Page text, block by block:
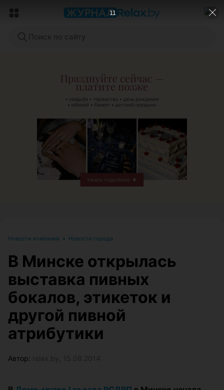
ЭФФЕКТИВНАЯ РЕКЛАМА НА САЙТЕ
Новости компаний • Новости города
В Минске открылась
выставка пивных
бокалов, этикеток и
другой пивной
атрибутики
Автор:
9